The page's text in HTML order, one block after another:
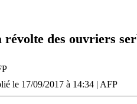
révolte des ouvriers
le 17/09/2017 à 14:34 | AFP